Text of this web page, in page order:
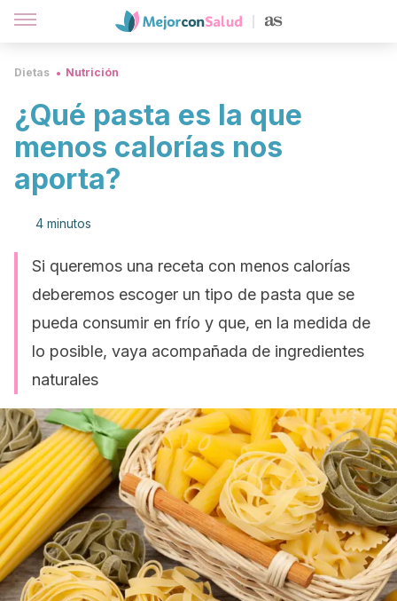
Dietas Nutrición
¿Qué pasta es la que
menos calorías nos
aporta?
4 minutos
Si queremos una receta con menos calorías
deberemos escoger un tipo de pasta que se
pueda consumir en frío y que, en la medida de
lo posible, vaya acompañada de ingredientes
naturales